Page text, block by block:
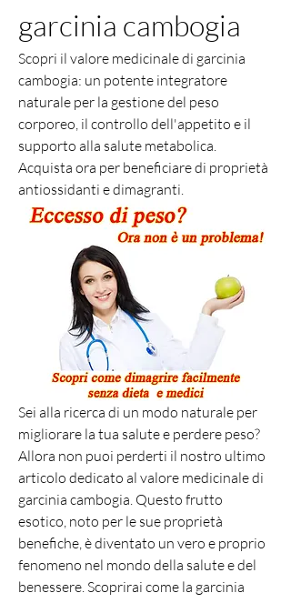
garcinia cambogia
Scopri il valore medicinale di garcinia
cambogia: un potente integratore
naturale per la gestione del peso
corporeo, il controllo dell'appetito e il
supporto alla salute metabolica.
Acquista ora per beneficiare di proprietà
antiossidanti e dimagranti.
Sei alla ricerca di un modo naturale per
migliorare la tua salute e perdere peso?
Allora non puoi perderti il nostro ultimo
articolo dedicato al valore medicinale di
garcinia cambogia. Questo frutto
esotico, noto per le sue proprietà
benefiche, è diventato un vero e proprio
fenomeno nel mondo della salute e del
benessere. Scoprirai come la garcinia